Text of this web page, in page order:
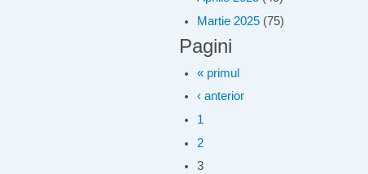
Martie 2025 (75)
Pagini
« primul
‹ anterior
1
2
3